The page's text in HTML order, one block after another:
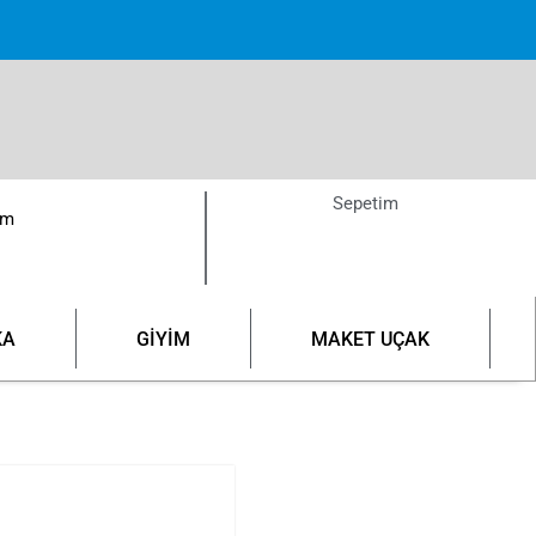
Sepetim
GİYİM MAKET UÇAK